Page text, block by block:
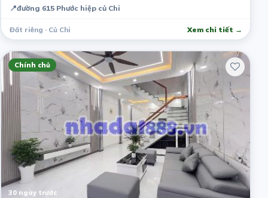
📍đường 615 Phước hiệp củ Chi
Đất riêng · Củ Chi Xem chi tiết →
Chính chủ
30 ngày trước